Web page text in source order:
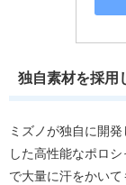
独自素材を採用
ミズノが独自に開
した高性能なポロ
で大量に汗をかい